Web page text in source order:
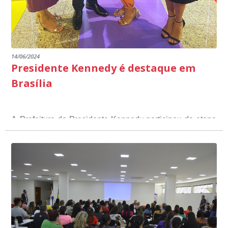
14/06/2024
Presidente Kennedy é destaque em
Brasília
A Prefeitura de Presidente Kennedy participou da etapa
nacional do 12º Prêmio Sebrae Prefeitura
Empreendedora, que visou valorizar e destacar o papel
dos gestores públicos comprometidos com o
desenvolvimento socioeconômico dos municípios, a
partir de iniciativas que estimulam o empreendedorismo,
a competitividade dos pequenos negócios e a
modernização da gestão pública local. O evento
aconteceu nesta terça-feira (11) em Brasília.